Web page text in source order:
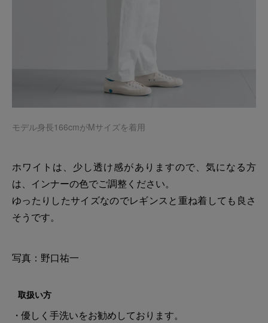
モデル身長166cmがMサイズを着用
ホワイトは、少し透け感がありますので、気になる方
は、インナーの色でご調整ください。
ゆったりしたサイズなのでレギンスと重ね着しても良さ
そうです。
写真：野口祐一
取扱い方
優しく手洗いをお勧めしております。